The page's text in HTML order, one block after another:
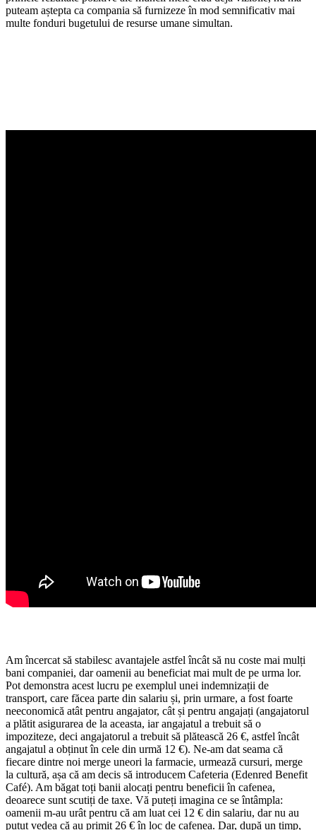
puteam aștepta ca compania să furnizeze în mod semnificativ mai
multe fonduri bugetului de resurse umane simultan.
Am încercat să stabilesc avantajele astfel încât să nu coste mai mulți
bani companiei, dar oamenii au beneficiat mai mult de pe urma lor.
Pot demonstra acest lucru pe exemplul unei indemnizații de
transport, care făcea parte din salariu și, prin urmare, a fost foarte
neeconomică atât pentru angajator, cât și pentru angajați (angajatorul
a plătit asigurarea de la aceasta, iar angajatul a trebuit să o
impoziteze, deci angajatorul a trebuit să plătească 26 €, astfel încât
angajatul a obținut în cele din urmă 12 €). Ne-am dat seama că
fiecare dintre noi merge uneori la farmacie, urmează cursuri, merge
la cultură, așa că am decis să introducem Cafeteria (Edenred Benefit
Café). Am băgat toți banii alocați pentru beneficii în cafenea,
deoarece sunt scutiți de taxe. Vă puteți imagina ce se întâmpla:
oamenii m-au urât pentru că am luat cei 12 € din salariu, dar nu au
putut vedea că au primit 26 € în loc de cafenea. Dar, după un timp,